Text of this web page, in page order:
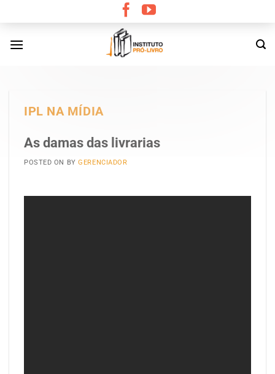
content
IPL NA MÍDIA
As damas das livrarias
POSTED ON BYGERENCIADOR